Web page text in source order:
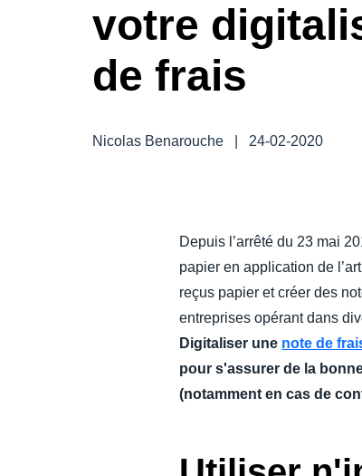
FRAUDE ET CONFORMITÉ
L’EXPÉRIENCE EMPLOYÉ
votre
de frais
Nicolas Benarouche
24-02-2020
Depuis l’arrêté du 23 mai
papier en application de
reçus papier et créer des
entreprises opérant dans
Digitaliser une note de
pour s'assurer de la
(notamment en cas de